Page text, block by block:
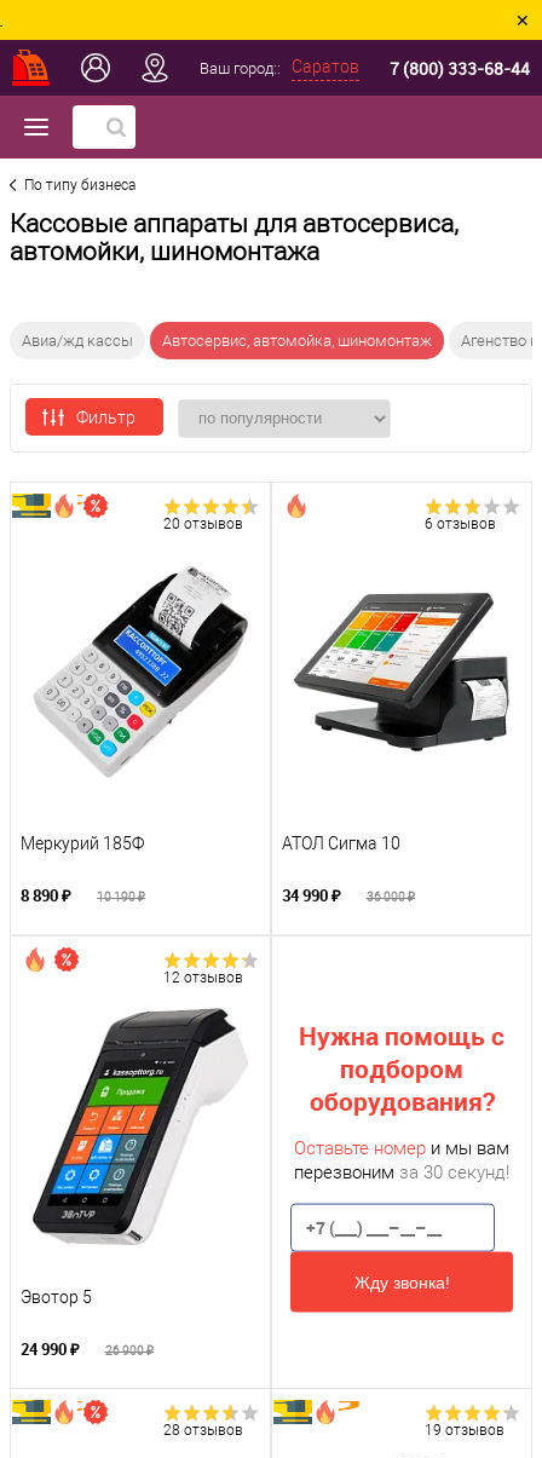
✕
Ваш город:: Саратов 7 (800) 333-68-44
По типу бизнеса
Кассовые аппараты для автосервиса,
автомойки, шиномонтажа
Авиа/жд кассы Автосервис, автомойка, шиномонтаж Агенство
Фильтр
20 отзывов
Меркурий 185Ф
8 890 ₽ 10 190 ₽
6 отзывов
АТОЛ Сигма 10
34 990 ₽ 36 000 ₽
12 отзывов
Эвотор 5
24 990 ₽ 26 900 ₽
Нужна помощь с
подбором
оборудования?
Оставьте номер и мы вам
перезвоним за 30 секунд!
Жду звонка!
28 отзывов 19 отзывов